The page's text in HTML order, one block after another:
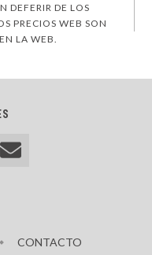
DEFERIR DE LOS
PRECIOS WEB SON
LA WEB.
CONTACTO